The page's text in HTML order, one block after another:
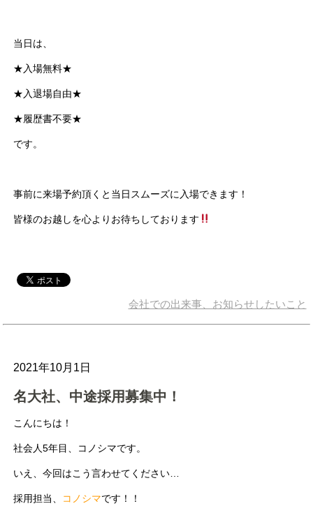
当日は、
★入場無料★
★入退場自由★
★履歴書不要★
です。
事前に来場予約頂くと当日スムーズに入場できます！
皆様のお越しを心よりお待ちしております
会社での出来事、お知らせしたいこと
2021年10月1日
名大社、中途採用募集中！
こんにちは！
社会人5年目、コノシマです。
いえ、今回はこう言わせてください…
採用担当、 コノシマです！！